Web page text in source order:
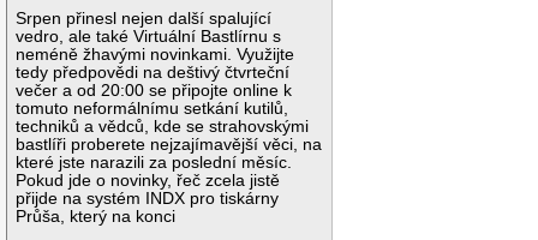
Srpen přinesl nejen další spalující
vedro, ale také Virtuální Bastlírnu s
neméně žhavými novinkami. Využijte
tedy předpovědi na deštivý čtvrteční
večer a od 20:00 se připojte online k
tomuto neformálnímu setkání kutilů,
techniků a vědců, kde se strahovskými
bastlíři proberete nejzajímavější věci, na
které jste narazili za poslední měsíc.
Pokud jde o novinky, řeč zcela jistě
přijde na systém INDX pro tiskárny
Průša, který na konci